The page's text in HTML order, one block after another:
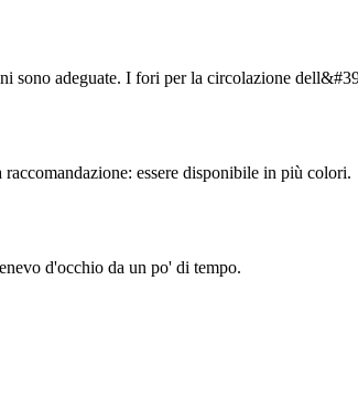
sono adeguate. I fori per la circolazione
essere disponibile in più colori.
d'occhio da un po' di tempo.